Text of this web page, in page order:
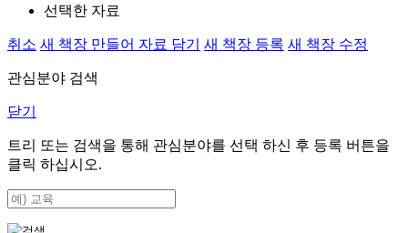
선택한 자료
취소 새 책장 만들어 자료 담기 새 책장 등록 새 책장 수정
관심분야 검색
닫기
트리 또는 검색을 통해 관심분야를 선택 하신 후 등록 버튼을
클릭 하십시오.